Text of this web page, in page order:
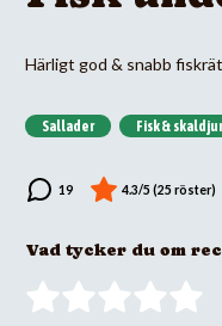
Härligt god & snabb
Sallader Fisk & skaldjur
Vad tycker du om